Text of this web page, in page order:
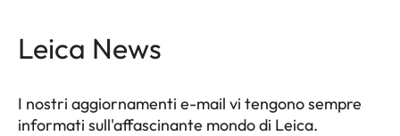
Leica News
I nostri aggiornamenti e-mail vi tengono sempre
informati sull'affascinante mondo di Leica.